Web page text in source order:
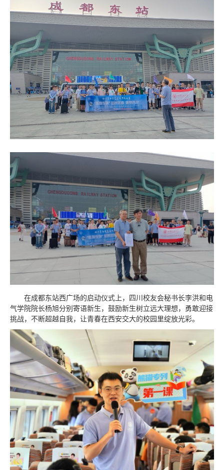
在成都东站西广场的启动仪式上，四川校友会秘书长李洪和电
气学院院长杨旭分别寄语新生，鼓励新生树立远大理想，勇敢迎接
挑战，不断超越自我，让青春在西安交大的校园里绽放光彩。